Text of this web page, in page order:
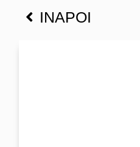
INAPOI